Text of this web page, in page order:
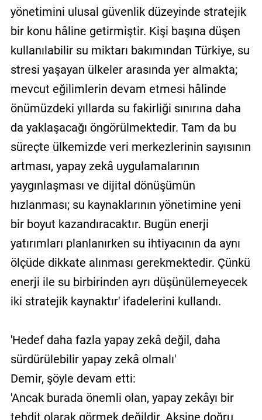
yönetimini ulusal güvenlik düzeyinde stratejik
bir konu hâline getirmiştir. Kişi başına düşen
kullanılabilir su miktarı bakımından Türkiye, su
stresi yaşayan ülkeler arasında yer almakta;
mevcut eğilimlerin devam etmesi hâlinde
önümüzdeki yıllarda su fakirliği sınırına daha
da yaklaşacağı öngörülmektedir. Tam da bu
süreçte ülkemizde veri merkezlerinin sayısının
artması, yapay zekâ uygulamalarının
yaygınlaşması ve dijital dönüşümün
hızlanması; su kaynaklarının yönetimine yeni
bir boyut kazandıracaktır. Bugün enerji
yatırımları planlanırken su ihtiyacının da aynı
ölçüde dikkate alınması gerekmektedir. Çünkü
enerji ile su birbirinden ayrı düşünülemeyecek
iki stratejik kaynaktır' ifadelerini kullandı.
'Hedef daha fazla yapay zekâ değil, daha
sürdürülebilir yapay zekâ olmalı'
Demir, şöyle devam etti:
'Ancak burada önemli olan, yapay zekâyı bir
tehdit olarak görmek değildir. Aksine doğru